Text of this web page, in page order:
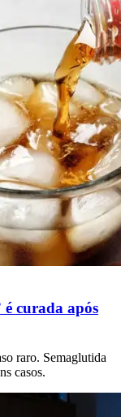
curada após
raro. Semaglutida
casos.